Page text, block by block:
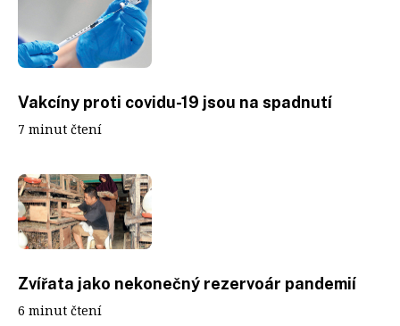
Vakcíny proti covidu-19 jsou na spadnutí
7 minut čtení
Zvířata jako nekonečný rezervoár pandemií
6 minut čtení